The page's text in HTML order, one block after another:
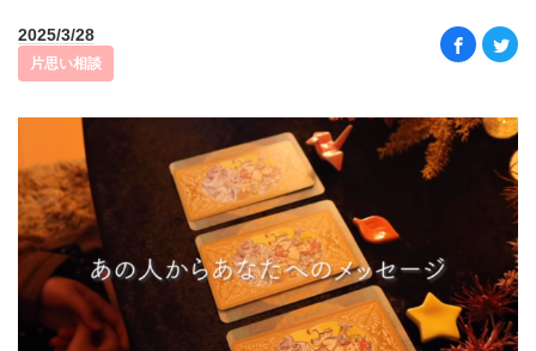
2025/3/28
片思い相談